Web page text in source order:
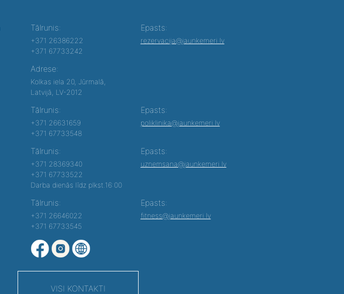
Tālrunis:
+371 26386222
+371 67733242
Adrese:
Kolkas iela 20, Jūrmalā,
Latvijā, LV-2012
Epasts:
rezervacija@jaunkemeri.lv
Tālrunis:
+371 26631659
+371 67733548
Epasts:
poliklinika@jaunkemeri.lv
Tālrunis:
+371 28369340
+371 67733522
Darba dienās līdz plkst.16:00
Epasts:
uznemsana@jaunkemeri.lv
Tālrunis:
+371 26646022
+371 67733545
Epasts:
fitness@jaunkemeri.lv
VISI KONTAKTI